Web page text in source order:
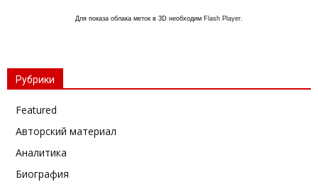
Для показа облака меток в 3D необходим Flash Player.
Рубрики
Featured
Авторский материал
Аналитика
Биография